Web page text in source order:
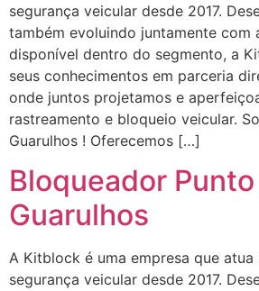
segurança veicular desde 2017.
também evoluindo juntamente com
disponível dentro do segmento, a
seus conhecimentos em parceria
onde juntos projetamos e
rastreamento e bloqueio veicular.
Guarulhos ! Oferecemos […]
Bloqueador Punto
Guarulhos
A Kitblock é uma empresa que atua
segurança veicular desde 2017.